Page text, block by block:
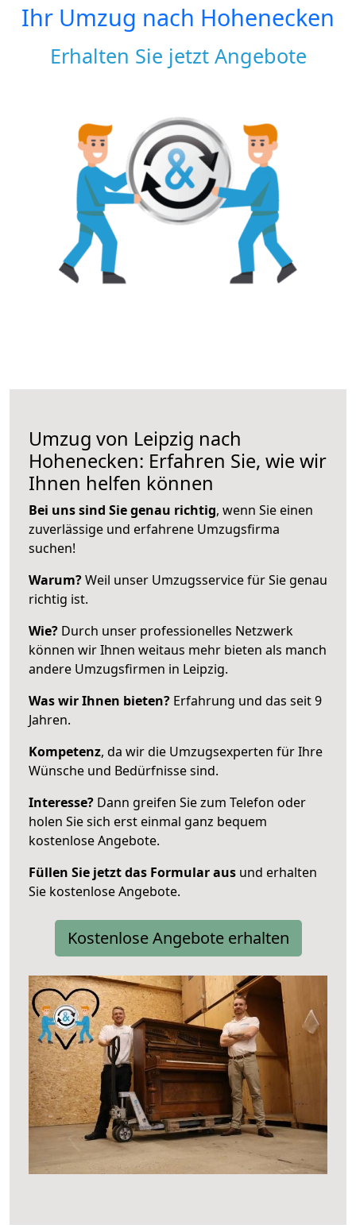
Ihr Umzug nach Hohenecken
Erhalten Sie jetzt Angebote
Umzug von Leipzig nach
Hohenecken: Erfahren Sie, wie wir
Ihnen helfen können
Bei uns sind Sie genau richtig, wenn Sie einen
zuverlässige und erfahrene Umzugsfirma
suchen!
Warum?Weil unser Umzugsservice für Sie genau
richtig ist.
Wie? Durch unser professionelles Netzwerk
können wir Ihnen weitaus mehr bieten als manch
andere Umzugsfirmen in Leipzig.
Was wir Ihnen bieten? Erfahrung und das seit 9
Jahren.
Kompetenz, da wir die Umzugsexperten für Ihre
Wünsche und Bedürfnisse sind.
Interesse? Dann greifen Sie zum Telefon oder
holen Sie sich erst einmal ganz bequem
kostenlose Angebote.
Füllen Sie jetzt das Formular aus und erhalten
Sie kostenlose Angebote.
Kostenlose Angebote erhalten